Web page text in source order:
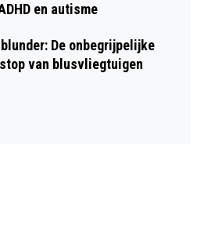
en autisme
De onbegrijpelijke
van blusvliegtuigen